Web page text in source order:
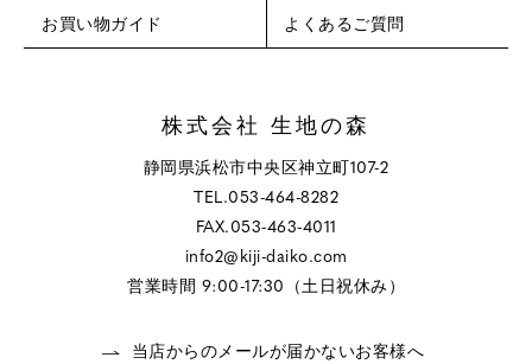
お買い物ガイド よくあるご質問
株式会社 生地の森
静岡県浜松市中央区神立町107-2
TEL.053-464-8282
FAX.053-463-4011
info2@kiji-daiko.com
営業時間 9:00-17:30（土日祝休み）
当店からのメールが届かないお客様へ